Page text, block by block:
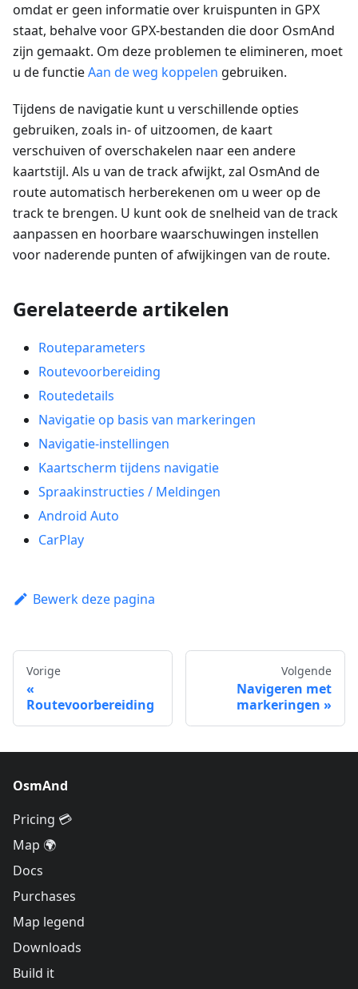
omdat er geen informatie over kruispunten in GPX
staat, behalve voor GPX-bestanden die door OsmAnd
zijn gemaakt. Om deze problemen te elimineren, moet
u de functieAan de weg koppelen gebruiken.
Tijdens de navigatie kunt u verschillende opties
gebruiken, zoals in- of uitzoomen, de kaart
verschuiven of overschakelen naar een andere
kaartstijl. Als u van de track afwijkt, zal OsmAnd de
route automatisch herberekenen om u weer op de
track te brengen. U kunt ook de snelheid van de track
aanpassen en hoorbare waarschuwingen instellen
voor naderende punten of afwijkingen van de route.
Gerelateerde artikelen
Routeparameters
Routevoorbereiding
Routedetails
Navigatie op basis van markeringen
Navigatie-instellingen
Kaartscherm tijdens navigatie
Spraakinstructies / Meldingen
Android Auto
CarPlay
Bewerk deze pagina
Vorige
Routevoorbereiding
Volgende
Navigeren met
markeringen
OsmAnd
Pricing 💳
Map 🌍
Docs
Purchases
Map legend
Downloads
Build it